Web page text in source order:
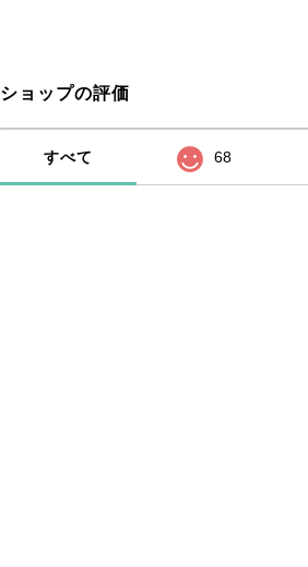
ショップの評価
すべて 68